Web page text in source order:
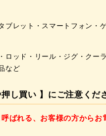
ブレット・スマートフォン・
ロッド・リール・ジグ・クー
など
押し買い 】にご注意くだ
ばれる、 お客様の方からお